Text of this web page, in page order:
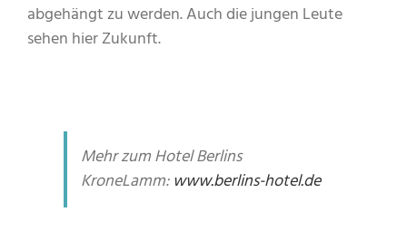
abgehängt zu werden. Auch die jungen Leute
sehen hier Zukunft.
Mehr zum Hotel Berlins
KroneLamm:www.berlins-hotel.de